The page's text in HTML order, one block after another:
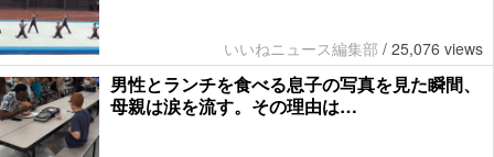
いいねニュース編集部 / 25,076 views
男性とランチを食べる息子の写真を見た瞬間、
母親は涙を流す。その理由は…